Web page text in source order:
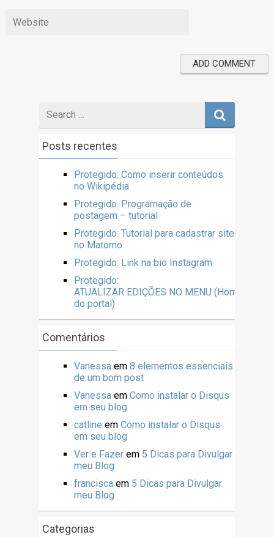
Posts recentes
Protegido: Como inserir conteúdos
no Wikipédia
Protegido: Programação de
postagem – tutorial
Protegido: Tutorial para cadastrar site
no Matomo
Protegido: Link na bio Instagram
Protegido:
ATUALIZAR EDIÇÕES NO MENU (Home
do portal)
Comentários
Vanessaem 8 elementos essenciais
de um bom post
Vanessaem Como instalar o Disqus
em seu blog
catline em Como instalar o Disqus
em seu blog
Ver e Fazerem 5 Dicas para Divulgar
meu Blog
franciscaem 5 Dicas para Divulgar
meu Blog
Categorias